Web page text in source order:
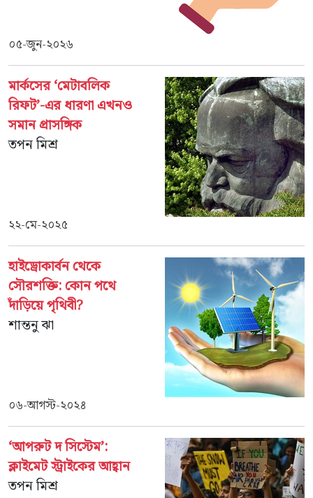
০৫-জুন-২০২৬
মার্কসের ‘মেটাবলিক
রিফট’-এর ধারণা এখনও
সমান প্রাসঙ্গিক
তপন মিশ্র
২২-মে-২০২৫
হাইড্রোকার্বন থেকে
সৌরশক্তি: কোন পথে
দাঁড়িয়ে পৃথিবী?
শান্তনু ঝা
০৬-আগস্ট-২০২৪
‘আপরুট দ সিস্টেম’:
ক্লাইমেট স্ট্রাইকের আহ্বান
তপন মিশ্র